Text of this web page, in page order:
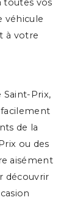
toutes vos
véhicule
à votre
Saint-Prix,
facilement
de la
ou des
aisément
découvrir